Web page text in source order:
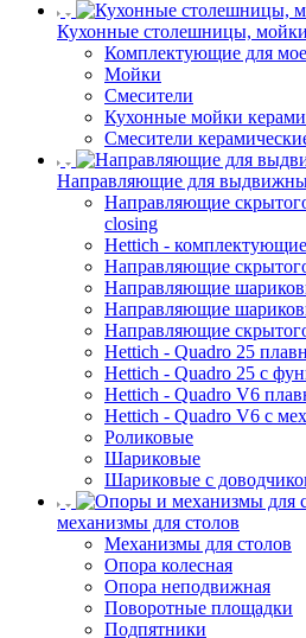
Кухонные столешницы,
Комплектующие для
Мойки
Смесители
Кухонные мойки
Смесители
Направляющие для
Направляющие
closing
Hettich -
Направляющие
Направляющие
Направляющие
Направляющие
Hettich - Quadro 25
Hettich - Quadro 25 с
Hettich - Quadro V6
Hettich - Quadro V6 с
Роликовые
Шариковые
Шариковые с
механизмы для столов
Механизмы для столов
Опора колесная
Опора неподвижная
Поворотные площадки
Подпятники